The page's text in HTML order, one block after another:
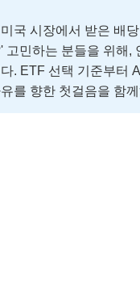
국 시장에서 받은 배
고민하는 분들을 위해
. ETF 선택 기준부터
를 향한 첫걸음을 함